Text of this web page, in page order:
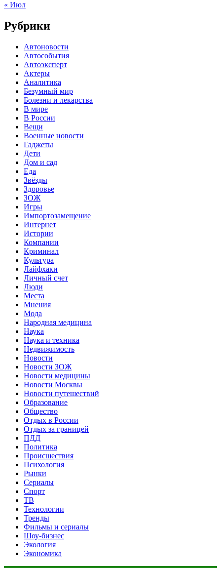
« Июл
Рубрики
Автоновости
Автособытия
Автоэксперт
Актеры
Аналитика
Безумный мир
Болезни и лекарства
В мире
В России
Вещи
Военные новости
Гаджеты
Дети
Дом и сад
Еда
Звёзды
Здоровье
ЗОЖ
Игры
Импортозамещение
Интернет
Истории
Компании
Криминал
Культура
Лайфхаки
Личный счет
Люди
Места
Мнения
Мода
Народная медицина
Наука
Наука и техника
Недвижимость
Новости
Новости ЗОЖ
Новости медицины
Новости Москвы
Новости путешествий
Образование
Общество
Отдых в России
Отдых за границей
ПДД
Политика
Происшествия
Психология
Рынки
Сериалы
Спорт
ТВ
Технологии
Тренды
Фильмы и сериалы
Шоу-бизнес
Экология
Экономика